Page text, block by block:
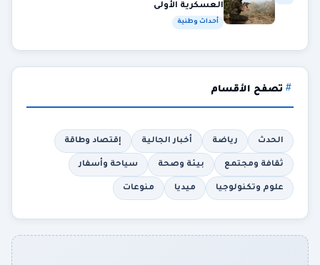
العسكرية الأولى
أحداث وطنية
تصفح الأقسام
الحدث رياضة أخبار الجالية إقتصاد وطاقة
ثقافة ومجتمع بيئة وصحة سياحة وأسفار
علوم وتكنولوجيا ميديا منوعات